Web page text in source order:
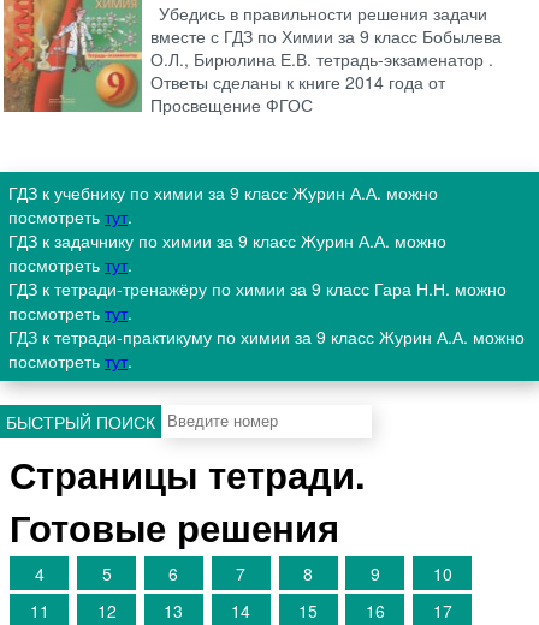
Убедись в правильности решения задачи
вместе с ГДЗ по Химии за 9 класс Бобылева
О.Л., Бирюлина Е.В. тетрадь-экзаменатор .
Ответы сделаны к книге 2014 года от
Просвещение ФГОС
ГДЗ к учебнику по химии за 9 класс Журин А.А. можно
посмотреть тут.
ГДЗ к задачнику по химии за 9 класс Журин А.А. можно
посмотреть тут.
ГДЗ к тетради-тренажёру по химии за 9 класс Гара Н.Н. можно
посмотреть тут.
ГДЗ к тетради-практикуму по химии за 9 класс Журин А.А. можно
посмотреть тут.
БЫСТРЫЙ ПОИСК
Страницы тетради.
Готовые решения
4 5 6 7 8 9
10
11
12 13 14 15 16 17